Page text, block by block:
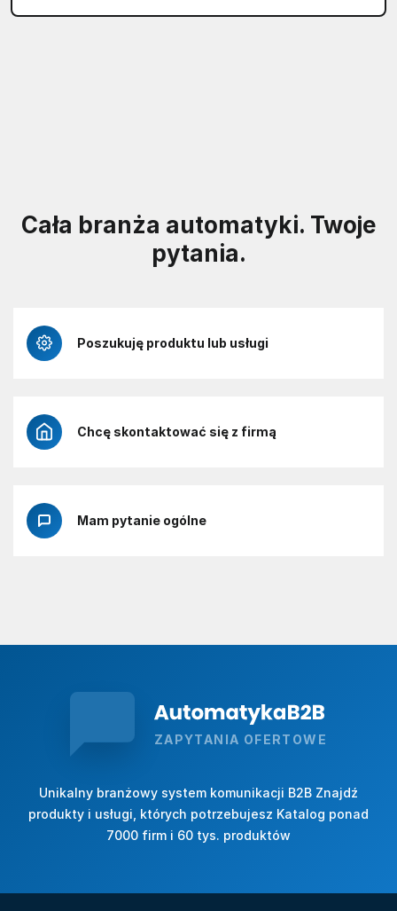
Cała branża automatyki. Twoje
pytania.
Poszukuję produktu lub usługi
Chcę skontaktować się z firmą
Mam pytanie ogólne
ZAPYTANIA OFERTOWE
Unikalny branżowy system komunikacji B2B Znajdź
produkty i usługi, których potrzebujesz Katalog ponad
7000 firm i 60 tys. produktów